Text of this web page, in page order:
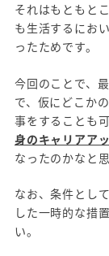
それはもともと
も生活するにお
ったためです。
今回のことで、
で、仮にどこか
事をすることも
身のキャリアア
なったのかなと思
なお、条件とし
した一時的な措
い。